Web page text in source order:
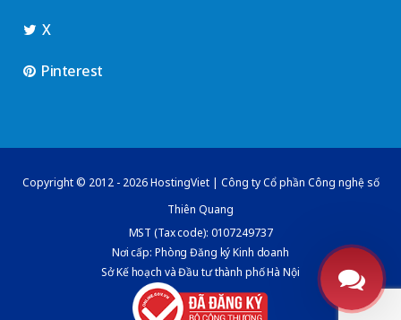
X
Pinterest
Copyright © 2012 - 2026 HostingViet | Công ty Cổ phần Công nghệ số
Thiên Quang
MST (Tax code): 0107249737
Nơi cấp: Phòng Đăng ký Kinh doanh
Sở Kế hoạch và Đầu tư thành phố Hà Nội